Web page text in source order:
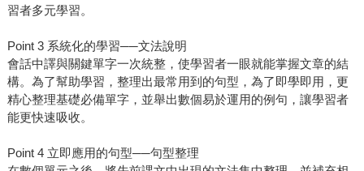
習者多元學習。
Point 3 系統化的學習──文法說明
會話中譯與關鍵單字一次統整，使學習者一眼就能掌握文章的結
構。為了幫助學習，整理出最常用到的句型，為了即學即用，更
精心整理基礎必備單字，並舉出數個易於運用的例句，讓學習者
能更快速吸收。
Point 4 立即應用的句型──句型整理